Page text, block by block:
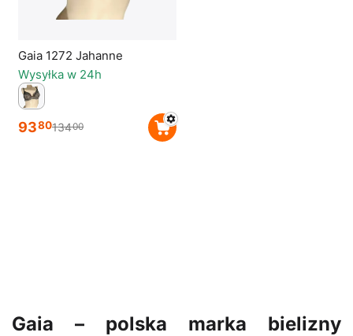
Gaia – polska marka bielizny
Gaia 1272 Jahanne
Wysyłka w 24h
938013400